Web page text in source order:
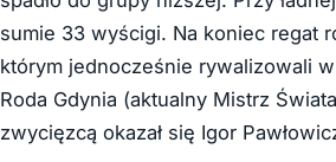
sumie 33 wyścigi. Na koniec regat
którym jednocześnie rywalizowali
Roda Gdynia (aktualny Mistrz
zwycięzcą okazał się Igor